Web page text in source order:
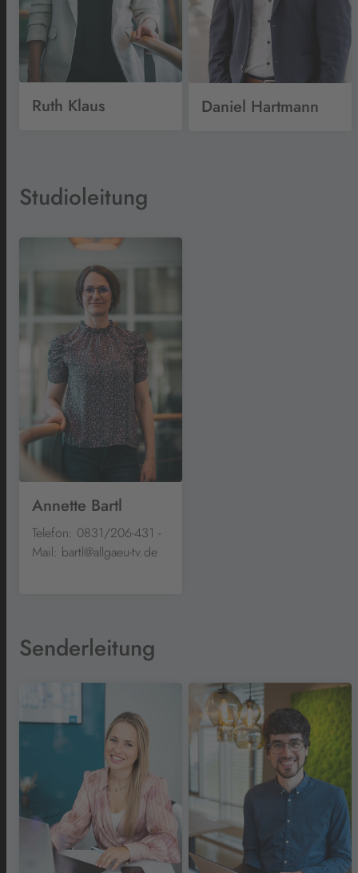
Ruth Klaus Daniel Hartmann
Studioleitung
Annette Bartl
Telefon: 0831/206-431 -
Mail: bartl@allgaeu-tv.de
Senderleitung